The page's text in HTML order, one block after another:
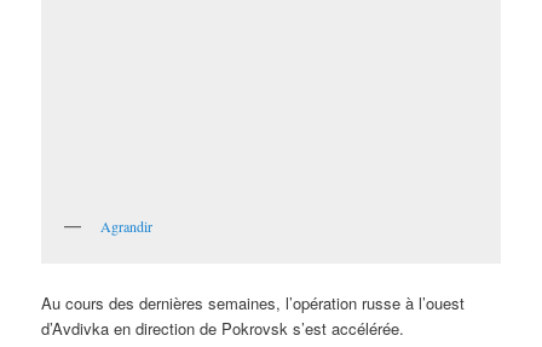
Agrandir
Au cours des dernières semaines, l’opération russe à l’ouest
d’Avdivka en direction de Pokrovsk s’est accélérée.